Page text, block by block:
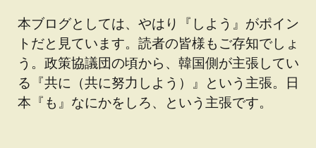
本ブログとしては、やはり『しよう』がポイン
トだと見ています。読者の皆様もご存知でしょ
う。政策協議団の頃から、韓国側が主張してい
る『共に（共に努力しよう）』という主張。日
本『も』なにかをしろ、という主張です。